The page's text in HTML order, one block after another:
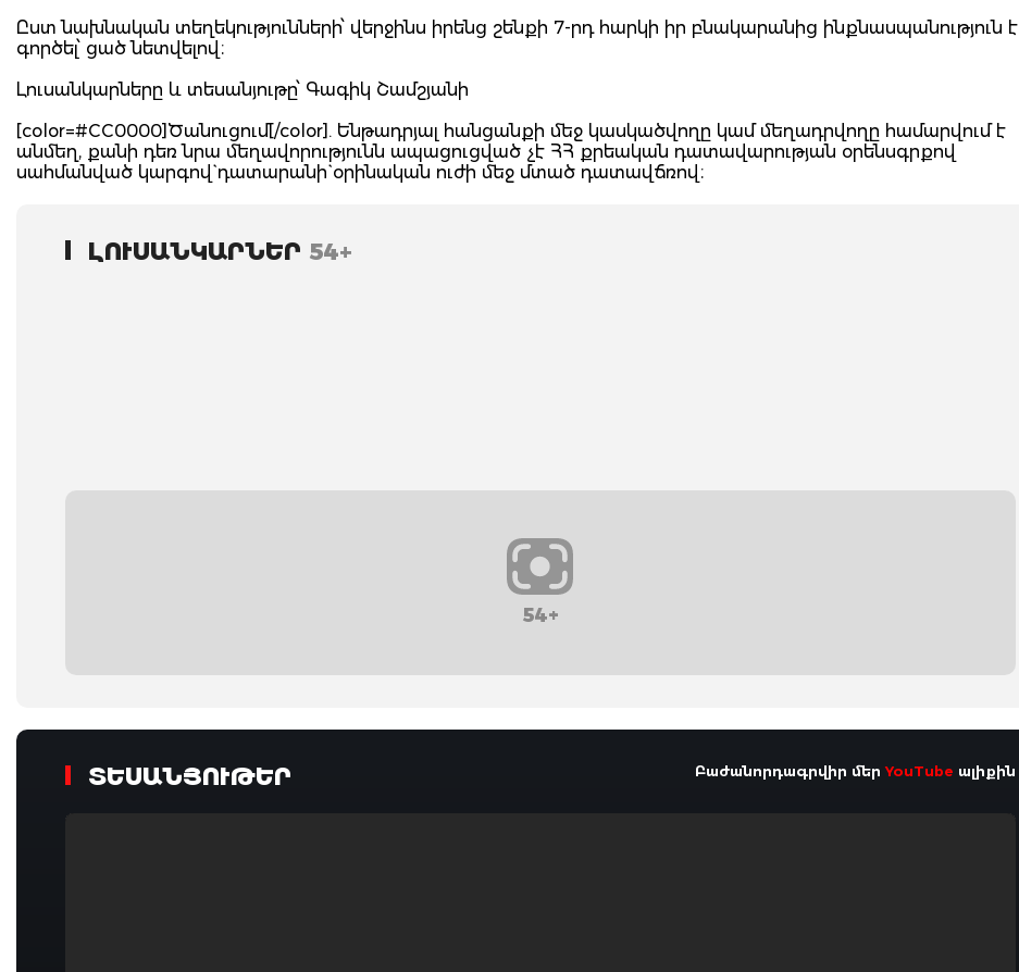
Ըստ նախնական տեղեկությունների՝ վերջինս իրենց շենքի 7-րդ հարկի իր բնակարանից ինքնասպանություն է
գործել՝ ցած նետվելով։
Լուսանկարները և տեսանյութը՝ Գագիկ Շամշյանի
[color=#CC0000]Ծանուցում[/color]. Ենթադրյալ հանցանքի մեջ կասկածվողը կամ մեղադրվողը համարվում է
անմեղ, քանի դեռ նրա մեղավորությունն ապացուցված չէ ՀՀ քրեական դատավարության օրենսգրքով
սահմանված կարգով` դատարանի` օրինական ուժի մեջ մտած դատավճռով։
ԼՈՒՍԱՆԿԱՐՆԵՐ 54+
54+
ՏԵՍԱՆՅՈՒԹԵՐ Բաժանորդագրվիր մերYouTube ալիքին